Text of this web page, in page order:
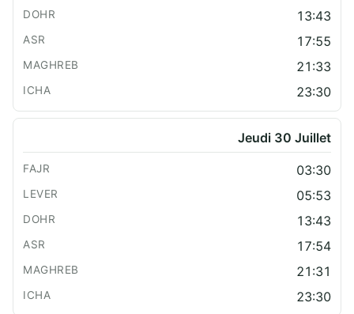
13:43
17:55
21:33
23:30
Jeudi 30 Juillet
03:30
05:53
13:43
17:54
21:31
23:30